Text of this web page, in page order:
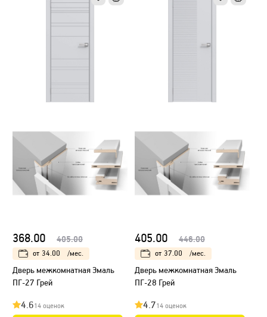
368.00 405.00
от 34.00 /мес.
Дверь межкомнатная Эмаль
ПГ-27 Грей
4.614 оценок
405.00 446.00
от 37.00 /мес.
Дверь межкомнатная Эмаль
ПГ-28 Грей
4.714 оценок